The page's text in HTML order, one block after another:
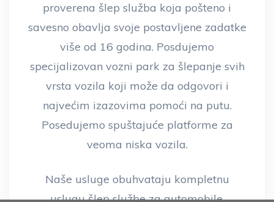
proverena šlep služba koja pošteno i
savesno obavlja svoje postavljene zadatke
više od 16 godina. Posdujemo
specijalizovan vozni park za šlepanje svih
vrsta vozila koji može da odgovori i
najvećim izazovima pomoći na putu.
Posedujemo spuštajuće platforme za
veoma niska vozila.
Naše usluge obuhvataju kompletnu
uslugu šlep službe za automobile,